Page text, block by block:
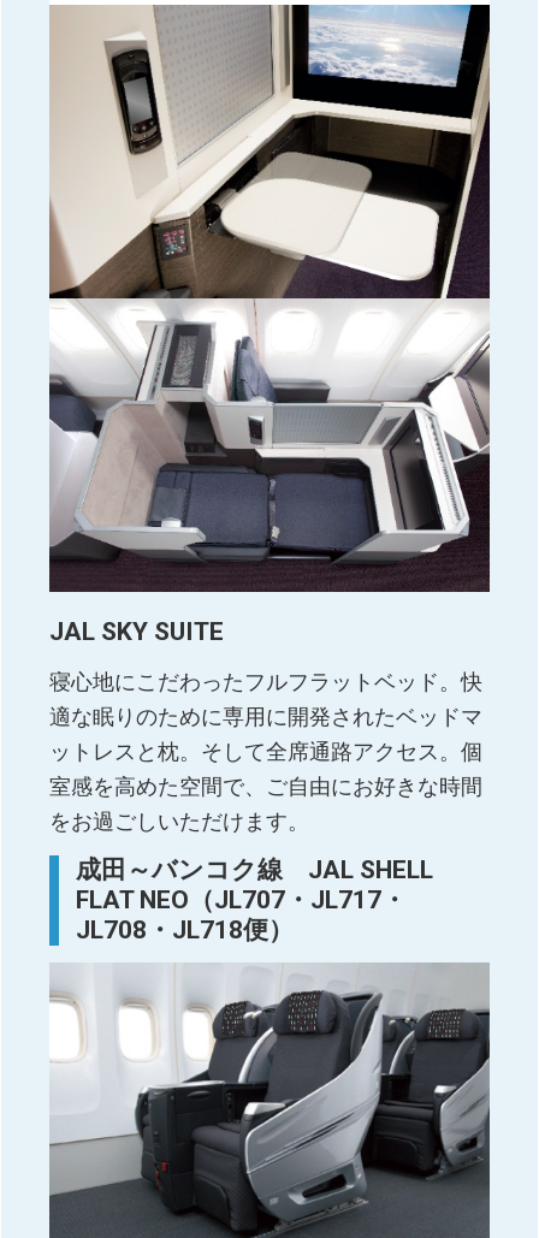
JAL SKY SUITE
寝心地にこだわったフルフラットベッド。快
適な眠りのために専用に開発されたベッドマ
ットレスと枕。そして全席通路アクセス。個
室感を高めた空間で、ご自由にお好きな時間
をお過ごしいただけます。
成田～バンコク線 JAL SHELL
FLAT NEO（JL707・JL717・
JL708・JL718便）